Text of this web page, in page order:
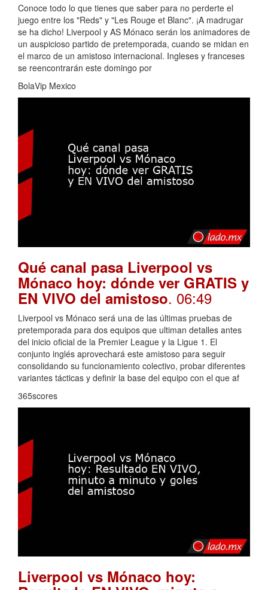
Conoce todo lo que tienes que saber para no perderte el
juego entre los "Reds" y "Les Rouge et Blanc". ¡A madrugar
se ha dicho! Liverpool y AS Mónaco serán los animadores de
un auspicioso partido de pretemporada, cuando se midan en
el marco de un amistoso internacional. Ingleses y franceses
se reencontrarán este domingo por
BolaVip Mexico
Qué canal pasa Liverpool vs
Mónaco hoy: dónde ver GRATIS y
EN VIVO del amistoso. 06:49
Liverpool vs Mónaco será una de las últimas pruebas de
pretemporada para dos equipos que ultiman detalles antes
del inicio oficial de la Premier League y la Ligue 1. El
conjunto inglés aprovechará este amistoso para seguir
consolidando su funcionamiento colectivo, probar diferentes
variantes tácticas y definir la base del equipo con el que af
365scores
Liverpool vs Mónaco hoy: